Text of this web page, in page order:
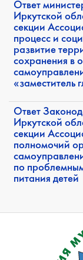
Ответ
Иркутской
секции
процесс и
развитие
сохранения в
«заместитель
Ответ
Иркутской
секции
полномочий
по
питания детей